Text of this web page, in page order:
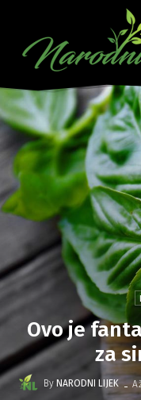
Ovo je
za
By NARODNI LIJEK -